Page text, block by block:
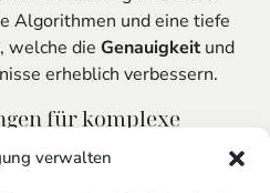
verwalten
Algorithmen und eine tiefe
welche die Genauigkeitund
erheblich verbessern.
für komplexe